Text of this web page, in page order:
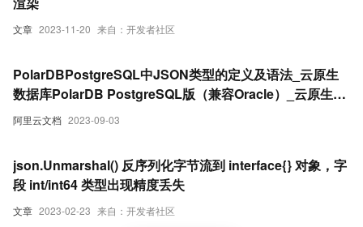
文章 2023-11-20 来自：开发者社区
阿里云文档 2023-09-03
PolarDBPostgreSQL中JSON类型的定义及语法_云原生
数据库PolarDB PostgreSQL版（兼容Oracle）_云原生数
据库 PolarDB(PolarDB)
文章 2023-02-23 来自：开发者社区
json.Unmarshal() 反序列化字节流到 interface{} 对象，字
段 int/int64 类型出现精度丢失